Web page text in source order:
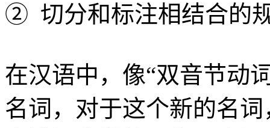
② 切分和标注相结合的
在汉语中，像“双音节动
名词，对于这个新的名